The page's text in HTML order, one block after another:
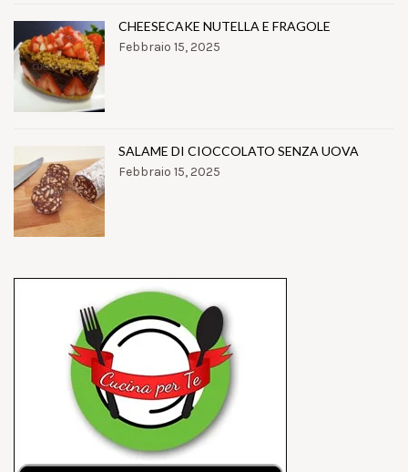
CHEESECAKE NUTELLA E FRAGOLE
Febbraio 15, 2025
SALAME DI CIOCCOLATO SENZA UOVA
Febbraio 15, 2025